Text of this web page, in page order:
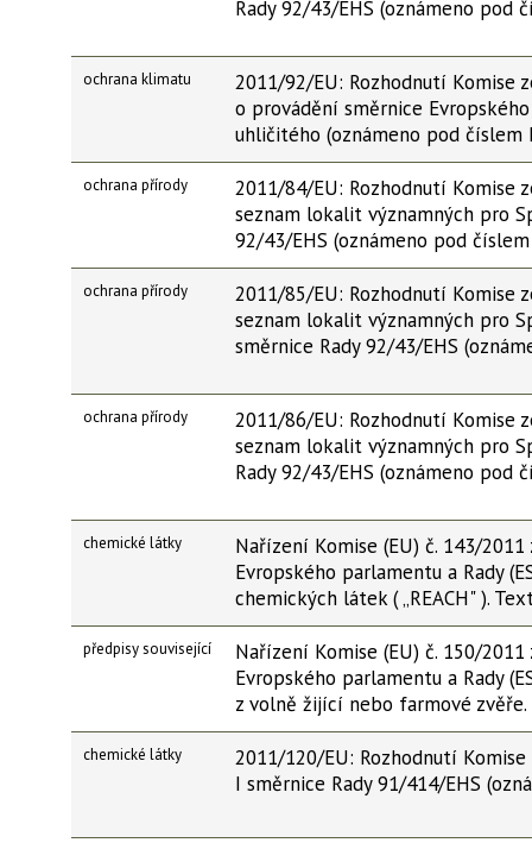
Rady 92/43/EHS (oznámeno pod
ochrana klimatu
2011/92/EU: Rozhodnutí Komise
o provádění směrnice
uhličitého (oznámeno pod číslem
ochrana přírody
2011/84/EU: Rozhodnutí Komise
seznam lokalit významných pro
92/43/EHS (oznámeno pod
ochrana přírody
2011/85/EU: Rozhodnutí Komise
seznam lokalit významných pro
směrnice Rady 92/43/EHS
ochrana přírody
2011/86/EU: Rozhodnutí Komise
seznam lokalit významných pro
Rady 92/43/EHS (oznámeno pod
chemické látky
Nařízení Komise (EU) č. 143/
Evropského parlamentu a Rady
chemických látek ( „REACH" ).
předpisy související
Nařízení Komise (EU) č. 150/
Evropského parlamentu a Rady
z volně žijící nebo farmové
chemické látky
2011/120/EU: Rozhodnutí
I směrnice Rady 91/414/EHS